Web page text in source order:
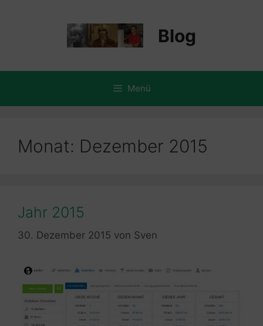
Blog
Menü
Monat: Dezember 2015
Jahr 2015
30. Dezember 2015 von Sven